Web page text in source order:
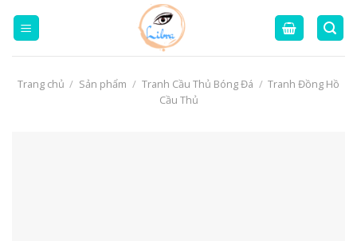
Trang chủ / Sản phẩm / Tranh Cầu Thủ Bóng Đá / Tranh Đồng Hồ
Cầu Thủ